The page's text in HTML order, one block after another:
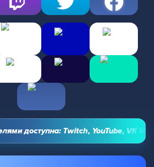
доступна: Twitch, YouTube, VK